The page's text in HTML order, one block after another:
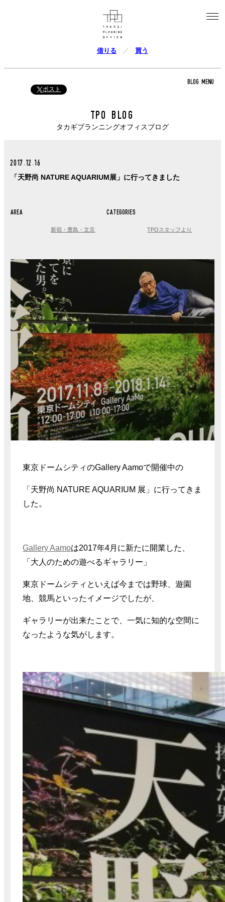
借りる 買う
ポスト
BLOG MENU
TPO BLOG
タカギプランニングオフィスブログ
2017.12.16
「天野尚 NATURE AQUARIUM展」に行ってきました
AREA
新宿・豊島・文京
CATEGORIES
TPOスタッフより
東京ドームシティのGallery Aamoで開催中の
「天野尚 NATURE AQUARIUM 展」に行ってきま
した。
Gallery Aamoは2017年4月に新たに開業した、
「大人のための遊べるギャラリー」
東京ドームシティといえば今までは野球、遊園
地、競馬といったイメージでしたが、
ギャラリーが出来たことで、一気に知的な空間に
なったような気がします。